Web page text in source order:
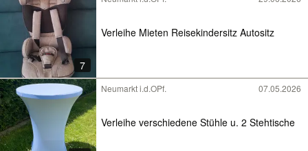
7
Verleihe Mieten Reisekindersitz Autositz
Neumarkt i.d.OPf. 07.05.2026
Verleihe verschiedene Stühle u. 2 Stehtische